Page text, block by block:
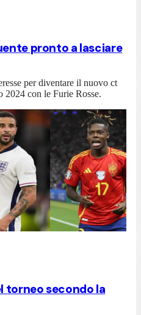
pronto a lasciare
per diventare il nuovo ct
con le Furie Rosse.
torneo secondo la